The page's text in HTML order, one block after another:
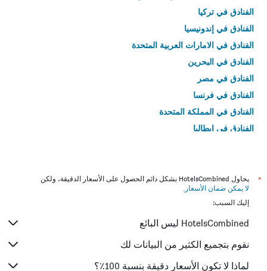
الفنادق في تركيا
الفنادق في إندونيسيا
الفنادق في الامارات العربية المتحدة
الفنادق في البحرين
الفنادق في مصر
الفنادق في فرنسا
الفنادق في المملكة المتحدة
الفنادق في إيطاليا
*
يحاول HotelsCombined بشكل دائم الحصول على الأسعار الدقيقة، ولكن
لا يمكن ضمان الأسعار .
إليك السبب:
HotelsCombined ليس البائع
نقوم بتجميع الكثير من البيانات لك
لماذا لا تكون الأسعار دقيقة بنسبة 100٪؟